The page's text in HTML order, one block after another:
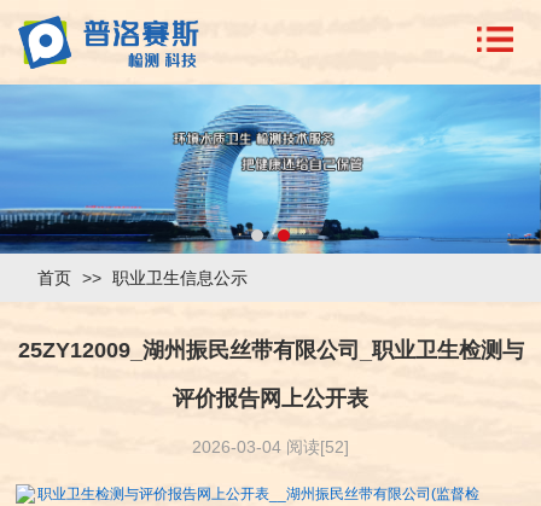
首页 >> 职业卫生信息公示
25ZY12009_湖州振民丝带有限公司_职业卫生检测与
评价报告网上公开表
2026-03-04 阅读[52]
职业卫生检测与评价报告网上公开表__湖州振民丝带有限公司(监督检